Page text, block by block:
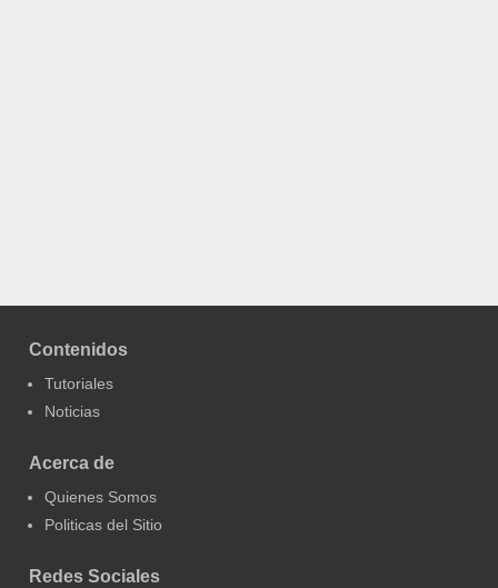
Contenidos
Tutoriales
Noticias
Acerca de
Quienes Somos
Politicas del Sitio
Redes Sociales